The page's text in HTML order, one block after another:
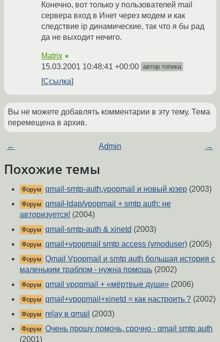
Конечно, вот только у пользователей mail
сервера вход в Инет через модем и как
следствие ip динамические, так что я бы рад
да не выходит нечиго.
Matrix ★
15.03.2001 10:48:41 +00:00 автор топика
Ссылка
Вы не можете добавлять комментарии в эту тему. Тема
перемещена в архив.
← Admin →
Похожие темы
Форум qmail-smtp-auth,vpopmail и новый юзер (2003)
Форум qmail-ldap/vpopmail + smtp auth: не
авторизуется! (2004)
Форум qmail-smtp-auth & xinetd (2003)
Форум qmail+vpopmail smtp access (vmoduser) (2005)
Форум Qmail Vpopmail и smtp auth большая история с
маленьким траблом - нужна помощь (2002)
Форум qmail vpopmail + «мёртвые души» (2006)
Форум qmail+vpopmail+xinetd = как настроить ? (2002)
Форум relay в qmail (2003)
Форум Очень прошу помочь, срочно - qmail smtp auth
(2001)